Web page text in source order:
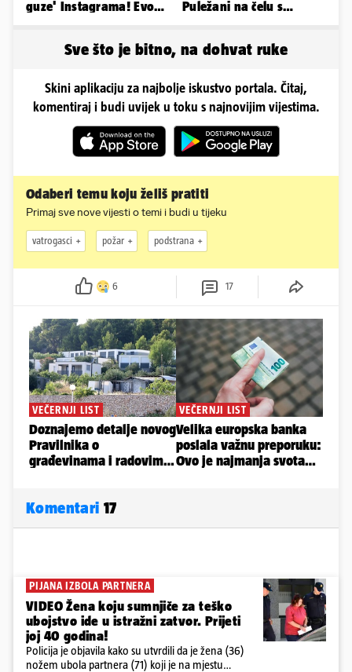
guze' Instagrama! Evo
Puležani na čelu s
Sve što je bitno, na dohvat ruke
Skini aplikaciju za najbolje iskustvo portala. Čitaj,
komentiraj i budi uvijek u toku s najnovijim vijestima.
Odaberi temu koju želiš pratiti
Primaj sve nove vijesti o temi i budi u tijeku
vatrogasci požar podstrana
6 17
Komentari 17
PIJANA IZBOLA PARTNERA
VIDEO Žena koju sumnjiče za teško
ubojstvo ide u istražni zatvor. Prijeti
joj 40 godina!
Policija je objavila kako su utvrdili da je žena (36)
nožem ubola partnera (71) koji je na mjestu